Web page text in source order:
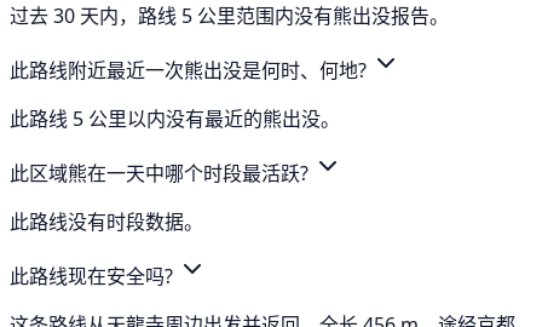
过去 30 天内，路线 5 公里范围内没有熊出没报告。
此路线附近最近一次熊出没是何时、何地?
此路线 5 公里以内没有最近的熊出没。
此区域熊在一天中哪个时段最活跃?
此路线没有时段数据。
此路线现在安全吗?